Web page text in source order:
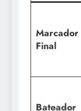
Marcador
Final
Bateador